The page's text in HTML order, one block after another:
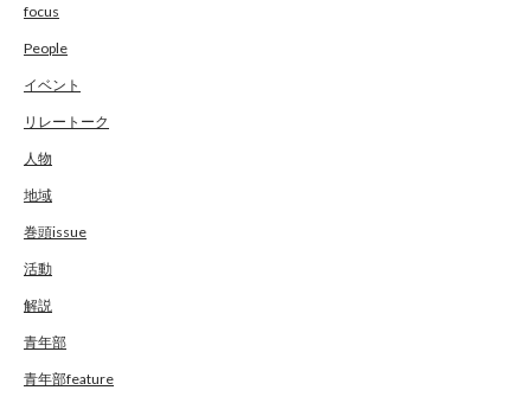
focus
People
イベント
リレートーク
人物
地域
巻頭issue
活動
解説
青年部
青年部feature